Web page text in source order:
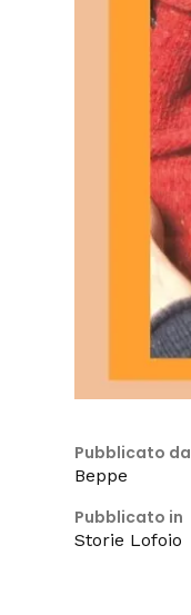
Pubblicato da
Beppe
Pubblicato in
Storie Lofoio